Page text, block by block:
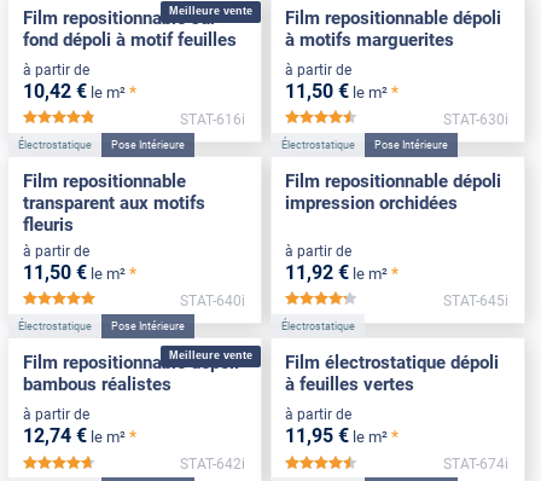
Meilleure vente
Film repositionnable sur
fond dépoli à motif feuilles
à partir de
10,42 € le m² *
*****
STAT-616i
Film repositionnable dépoli
à motifs marguerites
à partir de
11 ,50 € le m² *
*****
STAT-630i
Électrostatique Pose Intérieure
Film repositionnable
transparent aux motifs
fleuris
à partir de
11 ,50 € le m² *
*****
STAT-640i
Électrostatique Pose Intérieure
Film repositionnable dépoli
impression orchidées
à partir de
11 ,92 € le m² *
*****
STAT-645i
Meilleure vente
Électrostatique Pose Intérieure
Film repositionnable dépoli
bambous réalistes
à partir de
12,74 € le m² *
*****
STAT-642i
Électrostatique
Film électrostatique dépoli
à feuilles vertes
à partir de
11,95 € le m² *
*****
STAT-674i